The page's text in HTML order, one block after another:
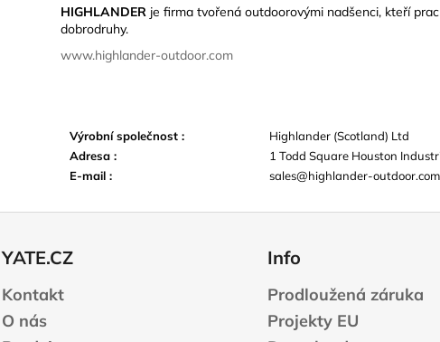
HIGHLANDER je firma tvořená outdoorovými nadšenci, kteří
dobrodruhy.
www.highlander-outdoor.com
Výrobní společnost :
Highlander (Scotland) Ltd
Adresa :
1 Todd Square Houston
E-mail : sales@highlander-outdoor.com
YATE.CZ
Kontakt
O nás
Info
Prodloužená záruka
Projekty EU